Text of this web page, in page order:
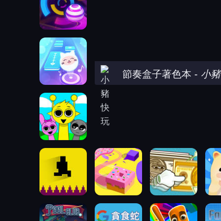
節奏盒子著色本 - 小